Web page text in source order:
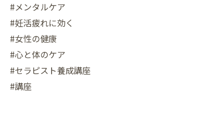
#メンタルケア
#妊活疲れに効く
#女性の健康
#心と体のケア
#セラピスト養成講座
#講座